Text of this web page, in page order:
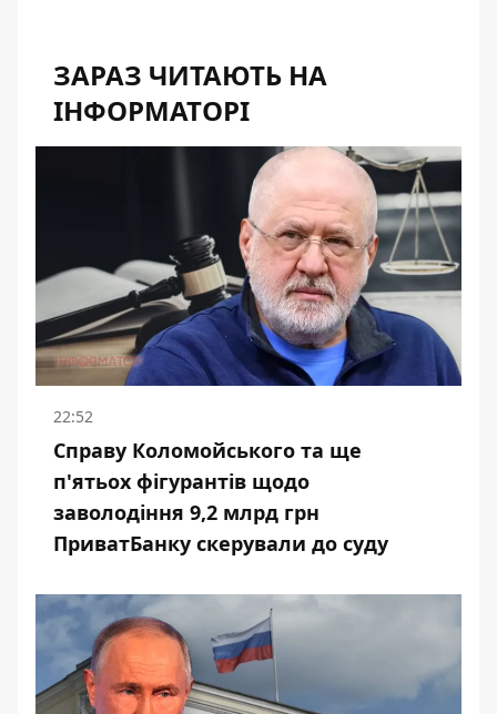
ЗАРАЗ ЧИТАЮТЬ НА
ІНФОРМАТОРІ
22:52
Справу Коломойського та ще
п'ятьох фігурантів щодо
заволодіння 9,2 млрд грн
ПриватБанку скерували до суду